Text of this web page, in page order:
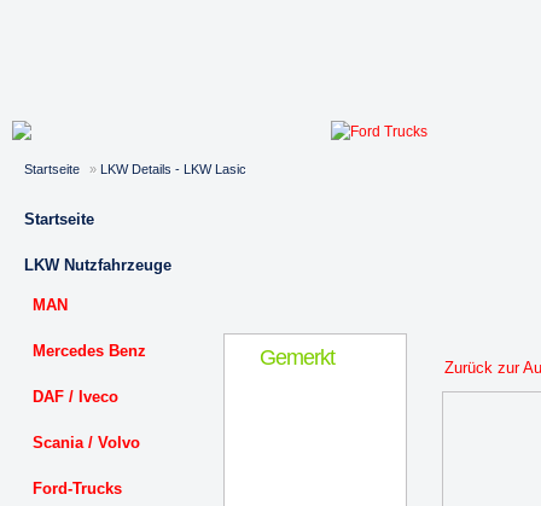
Startseite » LKW Details - LKW Lasic
Startseite
LKW Nutzfahrzeuge
MAN
Mercedes Benz
DAF / Iveco
Scania / Volvo
Ford-Trucks
Gemerkt Zurück zur